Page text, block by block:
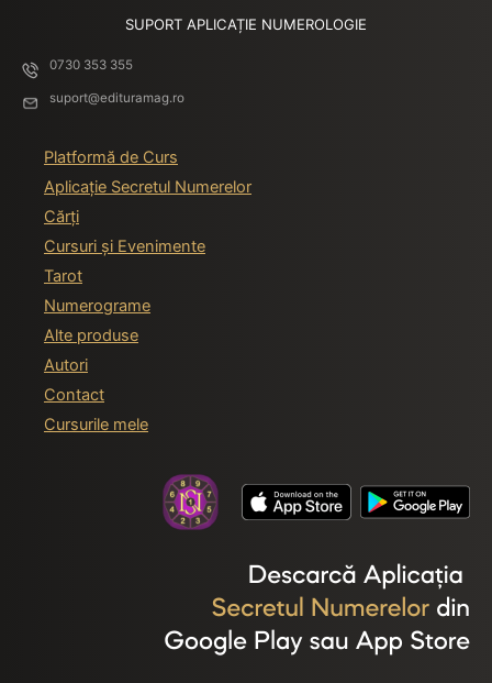
SUPORT APLICAȚIE NUMEROLOGIE
0730 353 355
suport@edituramag.ro
Platformă de Curs
Aplicație Secretul Numerelor
Cărți
Cursuri și Evenimente
Tarot
Numerograme
Alte produse
Autori
Contact
Cursurile mele